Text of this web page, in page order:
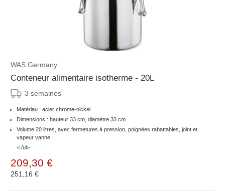
WAS Germany
Conteneur alimentaire isotherme - 20L
3 semaines
Matériau : acier chrome-nickel
Dimensions : hauteur 33 cm, diamètre 33 cm
Volume 20 litres, avec fermetures à pression, poignées rabattables, joint et
vapeur vanne
< /ul>
209,30 €
251,16 €